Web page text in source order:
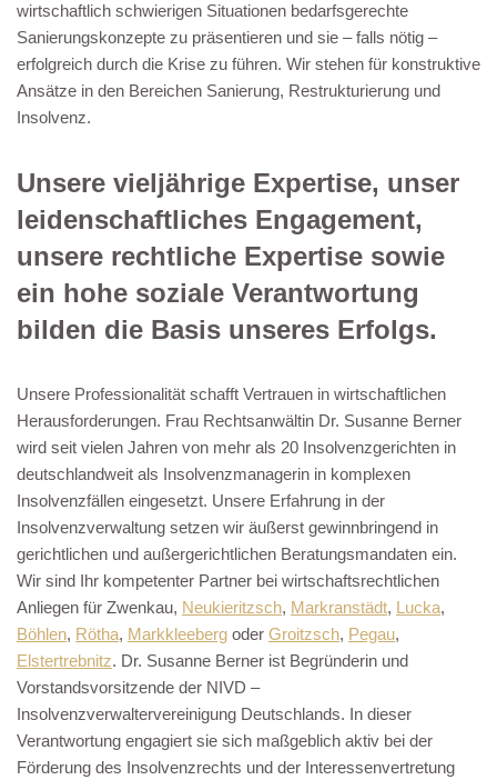
wirtschaftlich schwierigen Situationen bedarfsgerechte
Sanierungskonzepte zu präsentieren und sie – falls nötig –
erfolgreich durch die Krise zu führen. Wir stehen für konstruktive
Ansätze in den Bereichen Sanierung, Restrukturierung und
Insolvenz.
Unsere vieljährige Expertise, unser
leidenschaftliches Engagement,
unsere rechtliche Expertise sowie
ein hohe soziale Verantwortung
bilden die Basis unseres Erfolgs.
Unsere Professionalität schafft Vertrauen in wirtschaftlichen
Herausforderungen. Frau Rechtsanwältin Dr. Susanne Berner
wird seit vielen Jahren von mehr als 20 Insolvenzgerichten in
deutschlandweit als Insolvenzmanagerin in komplexen
Insolvenzfällen eingesetzt. Unsere Erfahrung in der
Insolvenzverwaltung setzen wir äußerst gewinnbringend in
gerichtlichen und außergerichtlichen Beratungsmandaten ein.
Wir sind Ihr kompetenter Partner bei wirtschaftsrechtlichen
Anliegen für Zwenkau, Neukieritzsch, Markranstädt, Lucka,
Böhlen, Rötha, Markkleeberg oder Groitzsch, Pegau,
Elstertrebnitz. Dr. Susanne Berner ist Begründerin und
Vorstandsvorsitzende der NIVD –
Insolvenzverwaltervereinigung Deutschlands. In dieser
Verantwortung engagiert sie sich maßgeblich aktiv bei der
Förderung des Insolvenzrechts und der Interessenvertretung